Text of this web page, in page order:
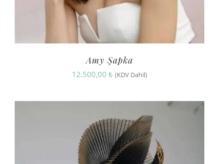
Amy Şapka
12.500,00 ₺ (KDV Dahil)